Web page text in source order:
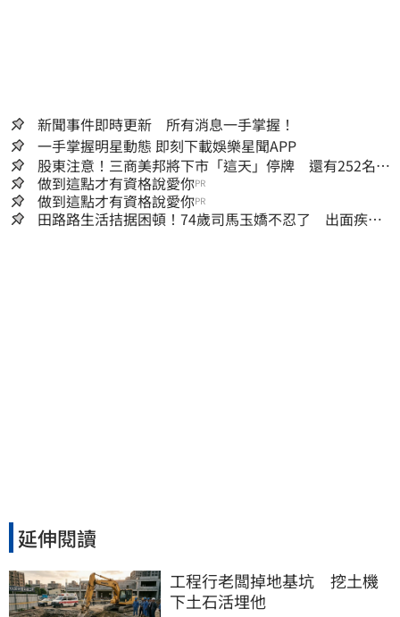
新聞事件即時更新 所有消息一手掌握！
一手掌握明星動態 即刻下載娛樂星聞APP
股東注意！三商美邦將下市「這天」停牌 還有252名千
張大戶
做到這點才有資格說愛你PR
做到這點才有資格說愛你PR
田路路生活拮据困頓！74歲司馬玉嬌不忍了 出面疾呼1
延伸閱讀
工程行老闆掉地基坑　挖土機
下土石活埋他